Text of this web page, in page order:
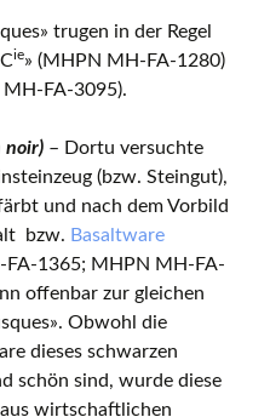
trugen in der Regel
ie» (MHPN MH-FA-1280)
MH-FA-3095).
noir) – Dortu versuchte
(bzw. Steingut),
und nach dem Vorbild
bzw. Basaltware
1365; MHPN MH-FA-
offenbar zur gleichen
Obwohl die
dieses schwarzen
schön sind, wurde diese
wirtschaftlichen